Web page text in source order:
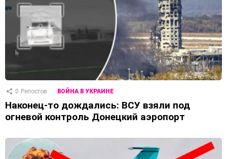
0 Репостов ВОЙНА В УКРАИНЕ
Наконец-то дождались: ВСУ взяли под
огневой контроль Донецкий аэропорт